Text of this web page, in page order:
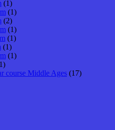
(1)
(1)
(2)
(1)
(1)
(1)
(1)
course Middle Ages (17)